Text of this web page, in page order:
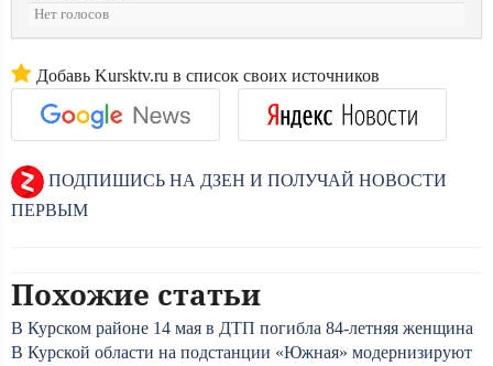
Нет голосов
Добавь Kursktv.ru в список своих источников
ПОДПИШИСЬ НА ДЗЕН И ПОЛУЧАЙ НОВОСТИ
ПЕРВЫМ
Похожие статьи
В Курском районе 14 мая в ДТП погибла 84-летняя женщина
В Курской области на подстанции «Южная» модернизируют